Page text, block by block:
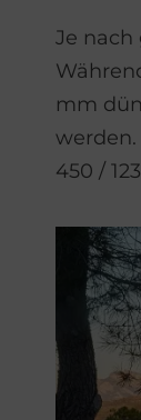
Je nach
mm
450 /